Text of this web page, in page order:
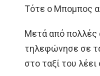
Τότε ο Μπομπος
Μετά από πολλές
τηλεφώνησε σε
στο ταξί του λέει